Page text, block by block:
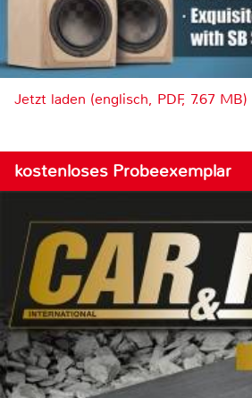
Jetzt laden (englisch, PDF, 7.67 MB)
kostenloses Probeexemplar